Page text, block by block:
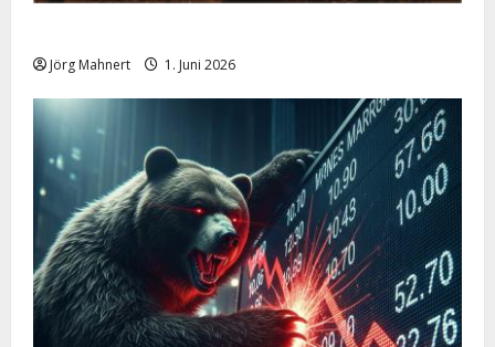
Jörg Mahnert 1. Juni 2026